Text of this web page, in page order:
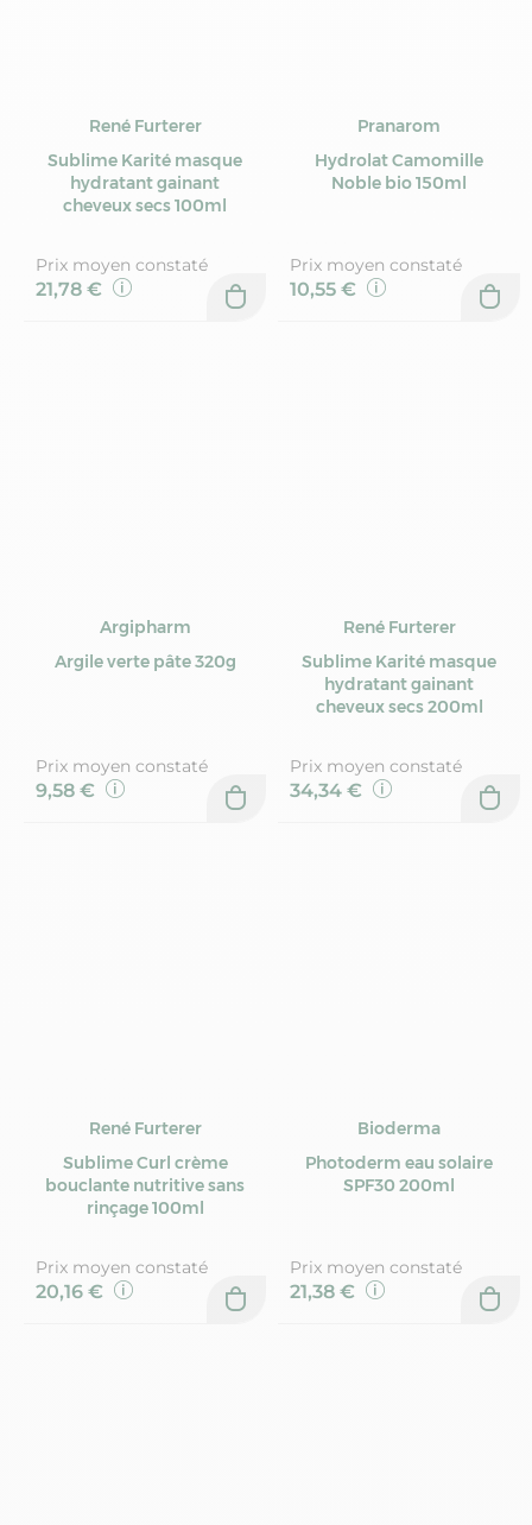
René Furterer
Sublime Karité masque
hydratant gainant
cheveux secs 100ml
Prix moyen constaté
21,78 €
Pranarom
Hydrolat Camomille
Noble bio 150ml
Prix moyen constaté
10,55 €
Argipharm
Argile verte pâte 320g
Prix moyen constaté
9,58 €
René Furterer
Sublime Karité masque
hydratant gainant
cheveux secs 200ml
Prix moyen constaté
34,34 €
René Furterer
Sublime Curl crème
bouclante nutritive sans
rinçage 100ml
Prix moyen constaté
20,16 €
Bioderma
Photoderm eau solaire
SPF30 200ml
Prix moyen constaté
21,38 €